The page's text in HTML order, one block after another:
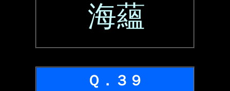
海蘊
Ｑ．３９